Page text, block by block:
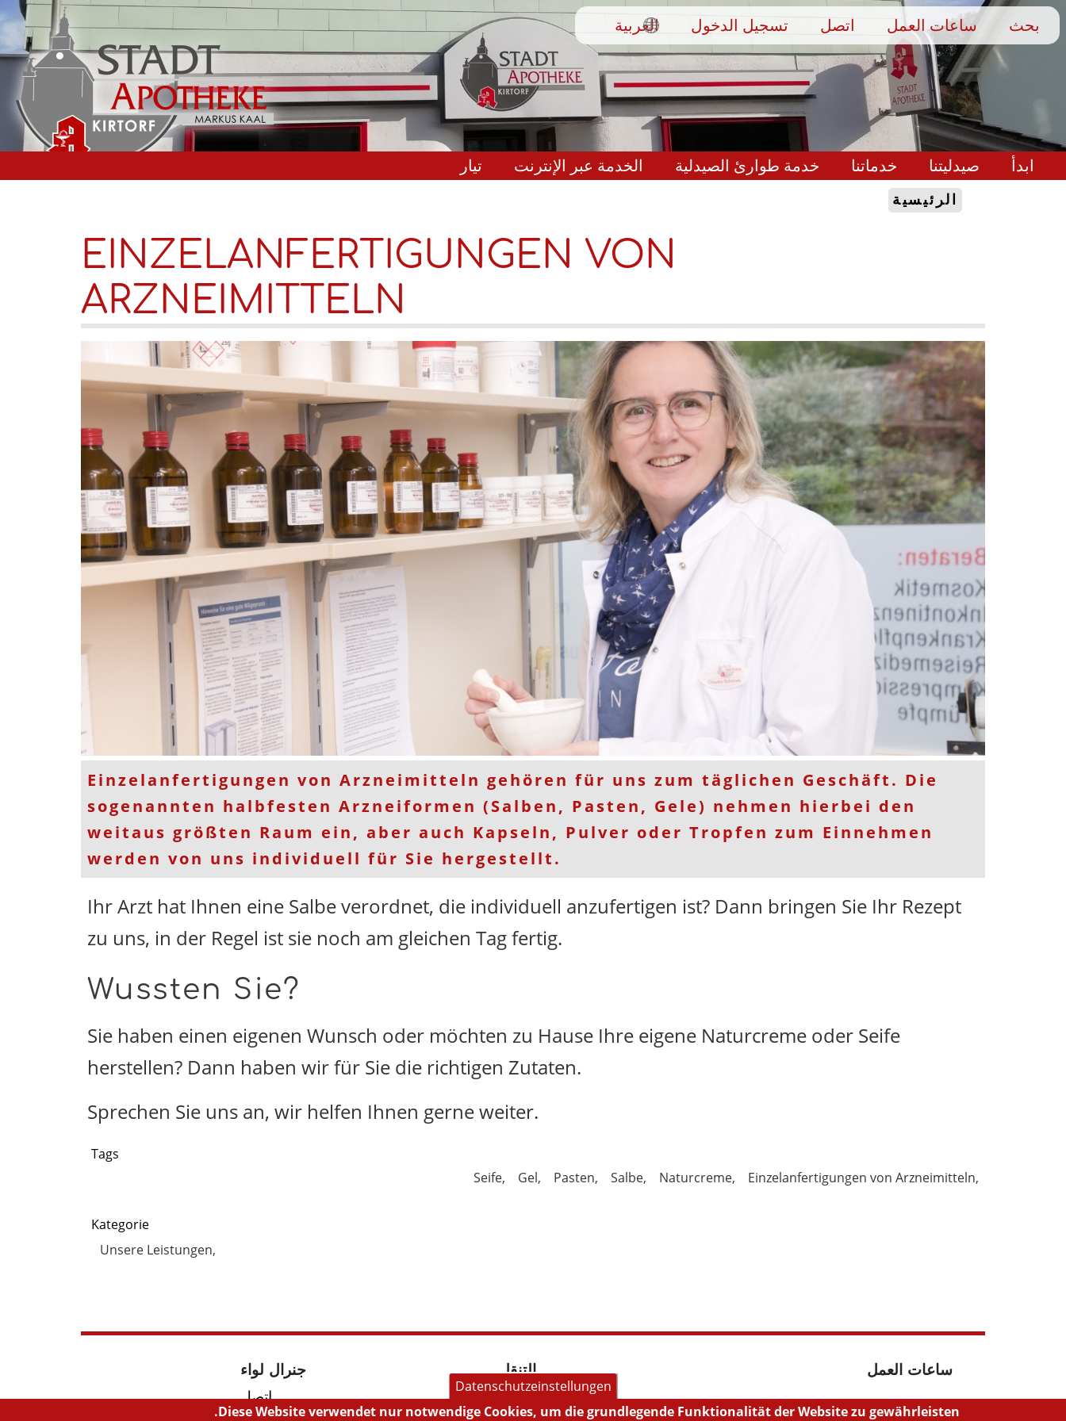
تجاوز
المحتوى
الرئيسي
بحث ساعات العمل اتصل تسجيل الدخول العربية
ابدأ صيدليتنا خدماتنا خدمة طوارئ الصيدلية الخدمة عبر الإنترنت تيار
الرئيسية
EINZELANFERTIGUNGEN VON
ARZNEIMITTELN
Einzelanfertigungen von Arzneimitteln gehören für uns zum täglichen Geschäft. Die
sogenannten halbfesten Arzneiformen (Salben, Pasten, Gele) nehmen hierbei den
weitaus größten Raum ein, aber auch Kapseln, Pulver oder Tropfen zum Einnehmen
werden von uns individuell für Sie hergestellt.
Ihr Arzt hat Ihnen eine Salbe verordnet, die individuell anzufertigen ist? Dann bringen Sie Ihr Rezept
zu uns, in der Regel ist sie noch am gleichen Tag fertig.
Wussten Sie?
Sie haben einen eigenen Wunsch oder möchten zu Hause Ihre eigene Naturcreme oder Seife
herstellen? Dann haben wir für Sie die richtigen Zutaten.
Sprechen Sie uns an, wir helfen Ihnen gerne weiter.
Tags
Einzelanfertigungen von Arzneimitteln
Naturcreme
Salbe
Pasten
Gel
Seife
Kategorie
Unsere Leistungen
جنرال لواء
اتصل
التنقل
ابدأ
ساعات العمل
Datenschutzeinstellungen
Diese Website verwendet nur notwendige Cookies, um die grundlegende Funktionalität der Website zu gewährleisten.